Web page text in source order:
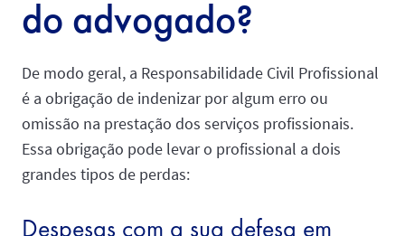
do advogado?
De modo geral, a Responsabilidade Civil Profissional
é a obrigação de indenizar por algum erro ou
omissão na prestação dos serviços profissionais.
Essa obrigação pode levar o profissional a dois
grandes tipos de perdas:
Despesas com a sua defesa em